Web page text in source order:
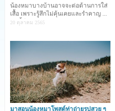
น้องหมาบางบ้านอาจจะต่อต้านการใส่
เสื้อ เพราะรู้สึกไม่คุ้นเคยและรำคาญ ...
วันนี้มีเทคนิ
20 ตุลาคม 2565
มาสอนน้องหมาโพสต์ท่าถ่ายรูปสวย ๆ